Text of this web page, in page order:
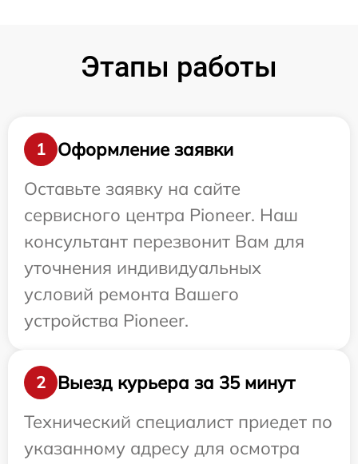
Этапы работы
1
Оформление заявки
Оставьте заявку на сайте
сервисного центра Pioneer. Наш
консультант перезвонит Вам для
уточнения индивидуальных
условий ремонта Вашего
устройства Pioneer.
2
Выезд курьера за 35 минут
Технический специалист приедет по
указанному адресу для осмотра